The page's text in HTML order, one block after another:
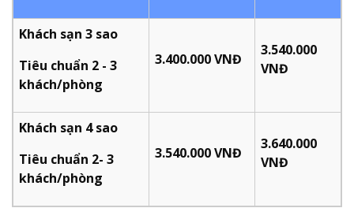
Khách sạn 3 sao
Tiêu chuẩn 2 - 3
khách/phòng
3.400.000 VNĐ
3.540.000
VNĐ
Khách sạn 4 sao
Tiêu chuẩn 2- 3
khách/phòng
3.540.000 VNĐ
3.640.000
VNĐ